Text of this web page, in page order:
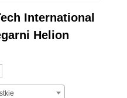
International
Helion